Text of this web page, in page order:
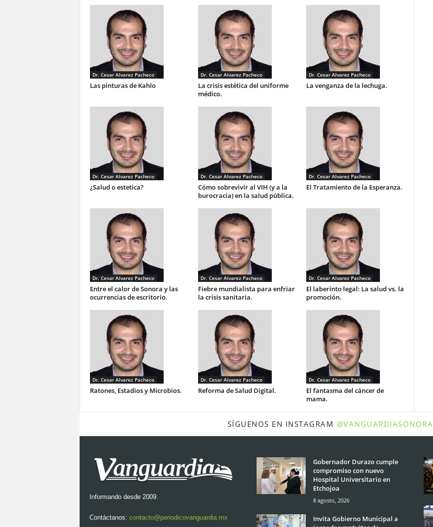
Dr. Cesar Alvarez Pacheco
Las pinturas de Kahlo
Dr. Cesar Alvarez Pacheco
La crisis estética del uniforme
médico.
Dr. Cesar Alvarez Pacheco
La venganza de la lechuga.
Dr. Cesar Alvarez Pacheco
¿Salud o estetica?
Dr. Cesar Alvarez Pacheco
Cómo sobrevivir al VIH (y a la
burocracia) en la salud pública.
Dr. Cesar Alvarez Pacheco
El Tratamiento de la Esperanza.
Dr. Cesar Alvarez Pacheco
Entre el calor de Sonora y las
ocurrencias de escritorio.
Dr. Cesar Alvarez Pacheco
Fiebre mundialista para enfriar
la crisis sanitaria.
Dr. Cesar Alvarez Pacheco
El laberinto legal: La salud vs. la
promoción.
Dr. Cesar Alvarez Pacheco
Ratones, Estadios y Microbios.
Dr. Cesar Alvarez Pacheco
Reforma de Salud Digital.
Dr. Cesar Alvarez Pacheco
El fantasma del cáncer de
mama.
SÍGUENOS EN INSTAGRAM @VANGUARDIASONORA
Informando desde 2009.
Contáctanos: contacto@periodicovanguardia.mx
Gobernador Durazo cumple
compromiso con nuevo
Hospital Universitario en
Etchojoa
8 agosto, 2026
Invita Gobierno Municipal a